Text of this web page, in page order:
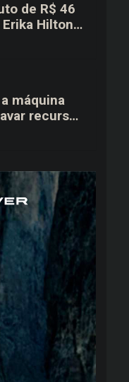
de R$ 46
Hilton
de R$
máquina
recursos
no